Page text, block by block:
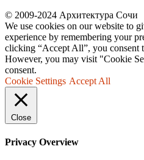
© 2009-2024 Архитектура Сочи
We use cookies on our website to
experience by remembering your
clicking “Accept All”, you consent
However, you may visit "Cookie
consent.
Cookie Settings Accept All
Close
Privacy Overview